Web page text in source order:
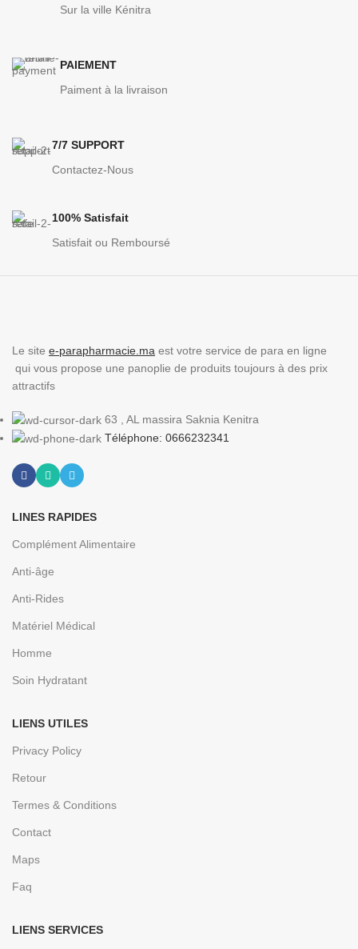
Sur la ville Kénitra
PAIEMENT
Paiment à la livraison
7/7 SUPPORT
Contactez-Nous
100% Satisfait
Satisfait ou Remboursé
Le site e-parapharmacie.ma est votre service de para en ligne
qui vous propose une panoplie de produits toujours à des prix
attractifs
63 , AL massira Saknia Kenitra
Téléphone: 0666232341
LINES RAPIDES
Complément Alimentaire
Anti-âge
Anti-Rides
Matériel Médical
Homme
Soin Hydratant
LIENS UTILES
Privacy Policy
Retour
Termes & Conditions
Contact
Maps
Faq
LIENS SERVICES